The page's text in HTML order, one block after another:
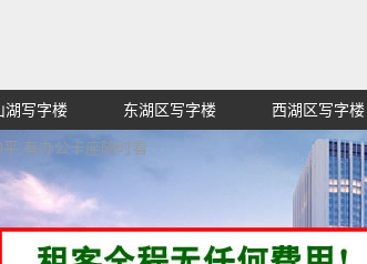
高档高级超甲级办公室信息网,买纯价格租
湖写字楼 东湖区写字楼 西湖区写字楼
,有办公卡座随时看